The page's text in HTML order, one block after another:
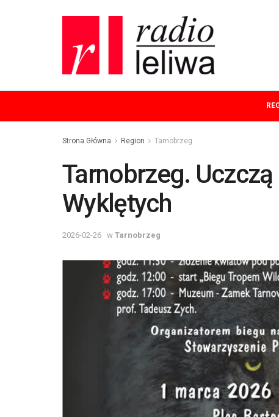
Strona Główna Region Tarnobrzeg
Tarnobrzeg.
Wyklętych
2026-02-26 w Tarnobrzeg